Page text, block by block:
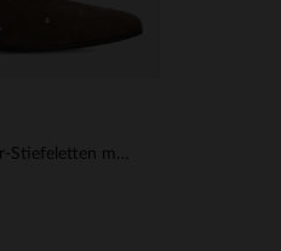
Braune Veloursleder-Stiefeletten mit Schnalle